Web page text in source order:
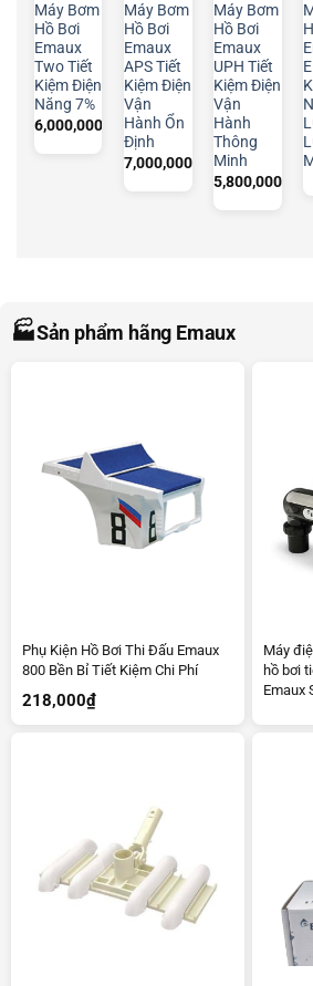
Máy Bơm
Hồ Bơi
Emaux
Two Tiết
Kiệm Điện
Năng 7%
6,000,000
Máy Bơm
Hồ Bơi
Emaux
APS Tiết
Kiệm Điện
Vận
Hành Ổn
Định
7,000,000₫
Máy Bơm
Hồ Bơi
Emaux
UPH Tiết
Kiệm Điện
Vận
Hành
Thông
Minh
5,800,000
🏭Sản phẩm hãng Emaux
Phụ Kiện Hồ Bơi Thi Đấu Emaux
800 Bền Bỉ Tiết Kiệm Chi Phí
218,000₫
Máy
hồ bơi
Emaux